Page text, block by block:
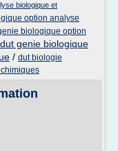
biologique et
option analyse
biologique option
dut genie biologique
/ dut biologie